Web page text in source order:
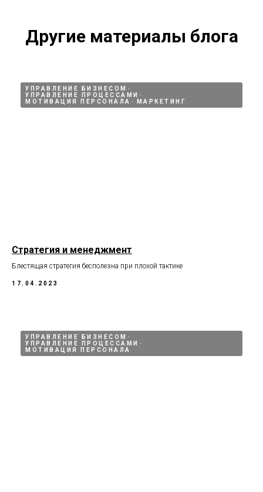
Другие материалы блога
УПРАВЛЕНИЕ БИЗНЕСОМ
УПРАВЛЕНИЕ ПРОЦЕССАМИ
МОТИВАЦИЯ ПЕРСОНАЛА
МАРКЕТИНГ
Стратегия и менеджмент
Блестящая стратегия бесполезна при плохой тактике
17.04.2023
УПРАВЛЕНИЕ БИЗНЕСОМ
УПРАВЛЕНИЕ ПРОЦЕССАМИ
МОТИВАЦИЯ ПЕРСОНАЛА